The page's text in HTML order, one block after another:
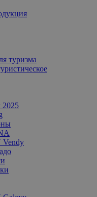
туризма
2025